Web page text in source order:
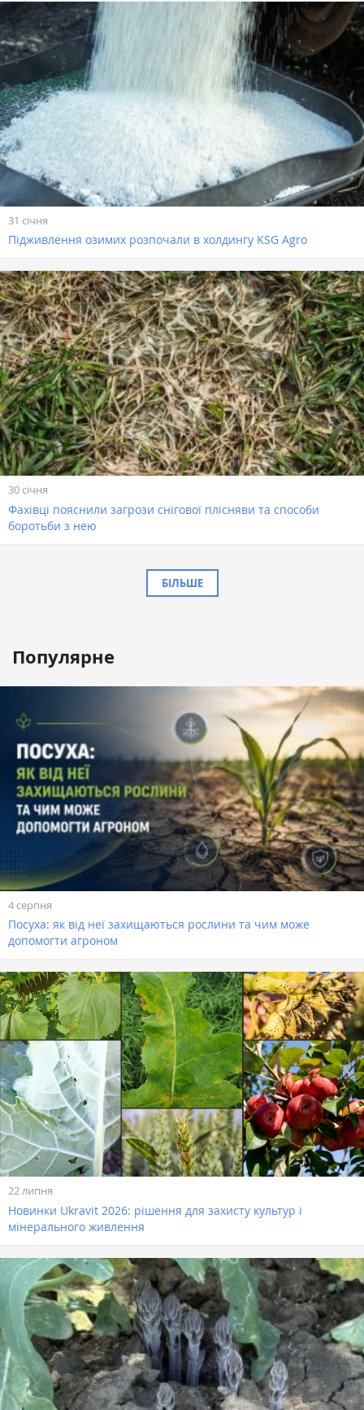
31 січня
Підживлення озимих розпочали в холдингу KSG Agro
30 січня
Фахівці пояснили загрози снігової плісняви та способи
боротьби з нею
БІЛЬШЕ
Популярне
4 серпня
Посуха: як від неї захищаються рослини та чим може
допомогти агроном
22 липня
Новинки Ukravit 2026: рішення для захисту культур і
мінерального живлення